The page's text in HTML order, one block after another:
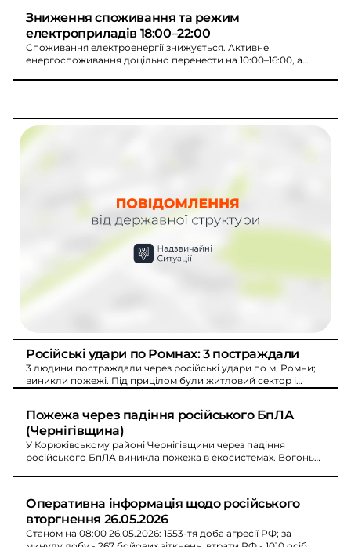
Зниження споживання та режим
електроприладів 18:00–22:00
Споживання електроенергії знижується. Активне
енергоспоживання доцільно перенести на 10:00–16:00, а
Російські удари по Ромнах: 3 постраждали
3 людини постраждали через російські удари по м. Ромни;
виникли пожежі. Під прицілом були житловий сектор і
Пожежа через падіння російського БпЛА
(Чернігівщина)
У Корюківському районі Чернігівщини через падіння
російського БпЛА виникла пожежа в екосистемах. Вогонь
Оперативна інформація щодо російського
вторгнення 26.05.2026
Станом на 08:00 26.05.2026: 1553-тя доба агресії РФ; за